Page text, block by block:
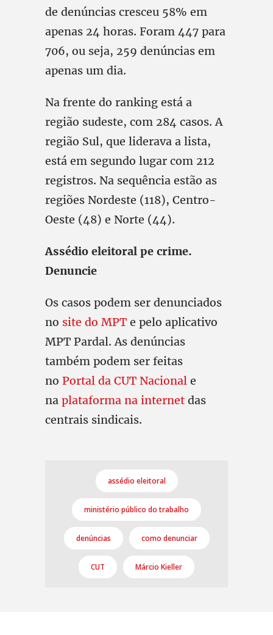
de denúncias cresceu 58% em
apenas 24 horas. Foram 447 para
706, ou seja, 259 denúncias em
apenas um dia.
Na frente do ranking está a
região sudeste, com 284 casos. A
região Sul, que liderava a lista,
está em segundo lugar com 212
registros. Na sequência estão as
regiões Nordeste (118), Centro-
Oeste (48) e Norte (44).
Assédio eleitoral pe crime.
Denuncie
Os casos podem ser denunciados
no site do MPT e pelo aplicativo
MPT Pardal. As denúncias
também podem ser feitas
no Portal da CUT Nacional e
na plataforma na internet das
centrais sindicais.
assédio eleitoral
ministério público do trabalho
denúncias como denunciar
CUT Márcio Kieller